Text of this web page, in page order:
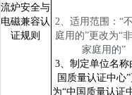
流炉安全与
电磁兼容认
证规则
2 、适用范围：“
庭用的”更改为“
家庭用的”
3、制定单位名称
国质量认证中心
为“中国质量认证